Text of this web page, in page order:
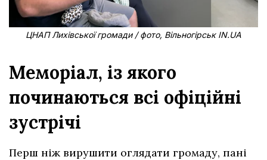
ЦНАП Лихівської громади / фото, Вільногірськ IN.UA
Меморіал, із якого
починаються всі офіційні
зустрічі
Перш ніж вирушити оглядати громаду, пані